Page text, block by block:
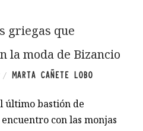
griegas que
la moda de Bizancio
/ MARTA CAÑETE LOBO
último bastión de
con las monjas